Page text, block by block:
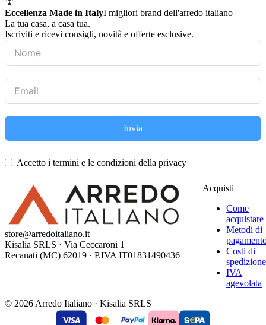
Eccellenza Made in ItalyI migliori brand dell'arredo italiano
La tua casa, a casa tua.
Iscriviti e ricevi consigli, novità e offerte esclusive.
Invia
Accetto i termini e le condizioni della privacy
store@arredoitaliano.it
Kisalia SRLS · Via Ceccaroni 1
Recanati (MC) 62019 · P.IVA IT01831490436
Acquisti
Come
acquistare
Metodi di
Costi di
spedizione
IVA
agevolata
© 2026 Arredo Italiano · Kisalia SRLS